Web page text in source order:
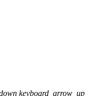
keyboard_arrow_up